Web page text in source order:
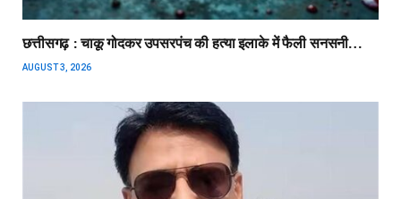
छत्तीसगढ़ : चाकू गोदकर उपसरपंच की हत्या इलाके में फैली सनसनी…
AUGUST 3, 2026